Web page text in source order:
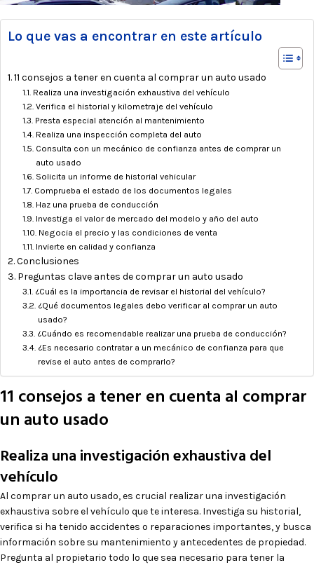
Lo que vas a encontrar en este artículo
11 consejos a tener en cuenta al comprar un auto usado
Realiza una investigación exhaustiva del vehículo
Verifica el historial y kilometraje del vehículo
Presta especial atención al mantenimiento
Realiza una inspección completa del auto
Consulta con un mecánico de confianza antes de comprar un
auto usado
Solicita un informe de historial vehicular
Comprueba el estado de los documentos legales
Haz una prueba de conducción
Investiga el valor de mercado del modelo y año del auto
Negocia el precio y las condiciones de venta
Invierte en calidad y confianza
Conclusiones
Preguntas clave antes de comprar un auto usado
¿Cuál es la importancia de revisar el historial del vehículo?
¿Qué documentos legales debo verificar al comprar un auto
usado?
¿Cuándo es recomendable realizar una prueba de conducción?
¿Es necesario contratar a un mecánico de confianza para que
revise el auto antes de comprarlo?
11 consejos a tener en cuenta al comprar
un auto usado
Realiza una investigación exhaustiva del
vehículo
Al comprar un auto usado, es crucial realizar una investigación
exhaustiva sobre el vehículo que te interesa. Investiga su historial,
verifica si ha tenido accidentes o reparaciones importantes, y busca
información sobre su mantenimiento y antecedentes de propiedad.
Pregunta al propietario todo lo que sea necesario para tener la